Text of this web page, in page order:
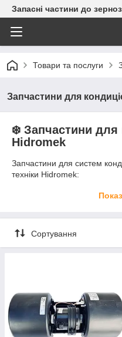
Запасні частини до
Товари та послуги
Запчастини для
❄️ Запчастини для
Hidromek
Запчастини для систем
техніки Hidromek:
Фронтальні
Екскаватори-
Надійне кондиціювання для
будівельних майданчиках.
Сортування